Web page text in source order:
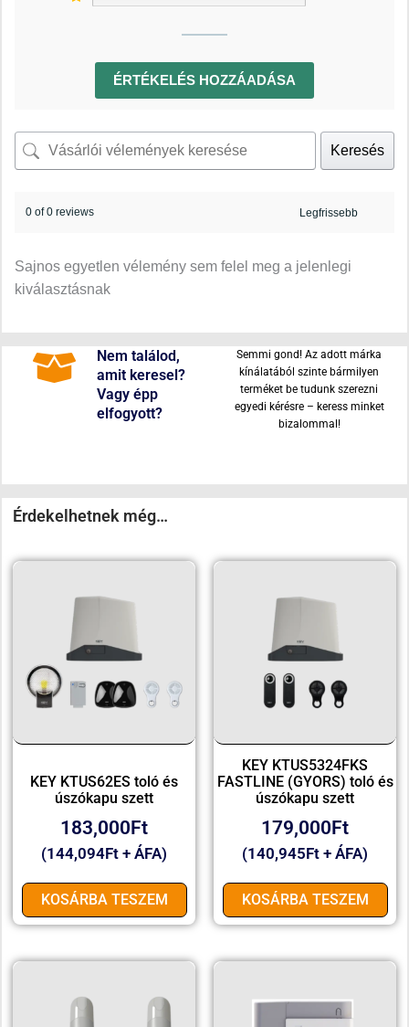
ÉRTÉKELÉS HOZZÁADÁSA
Keresés
0 of 0 reviews
Sajnos egyetlen vélemény sem felel meg a jelenlegi
kiválasztásnak
Nem találod,
amit keresel?
Vagy épp
elfogyott?
Semmi gond! Az adott márka
kínálatából szinte bármilyen
terméket be tudunk szerezni
egyedi kérésre – keress minket
bizalommal!
Érdekelhetnek még…
KEY KTUS62ES toló és
úszókapu szett
183,000Ft
(144,094Ft + ÁFA)
KOSÁRBA TESZEM
KEY KTUS5324FKS
FASTLINE (GYORS) toló és
úszókapu szett
179,000Ft
(140,945Ft + ÁFA)
KOSÁRBA TESZEM